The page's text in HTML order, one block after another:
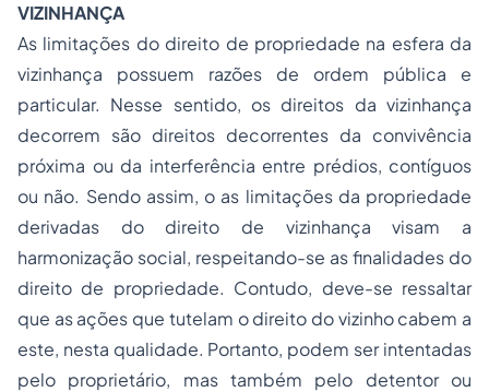
VIZINHANÇA
As limitações do direito de propriedade na esfera da
vizinhança possuem razões de ordem pública e
particular. Nesse sentido, os direitos da vizinhança
decorrem são direitos decorrentes da convivência
próxima ou da interferência entre prédios, contíguos
ou não. Sendo assim, o as limitações da propriedade
derivadas do direito de vizinhança visam a
harmonização social, respeitando-se as finalidades do
direito de propriedade. Contudo, deve-se ressaltar
que as ações que tutelam o direito do vizinho cabem a
este, nesta qualidade. Portanto, podem ser intentadas
pelo proprietário, mas também pelo detentor ou